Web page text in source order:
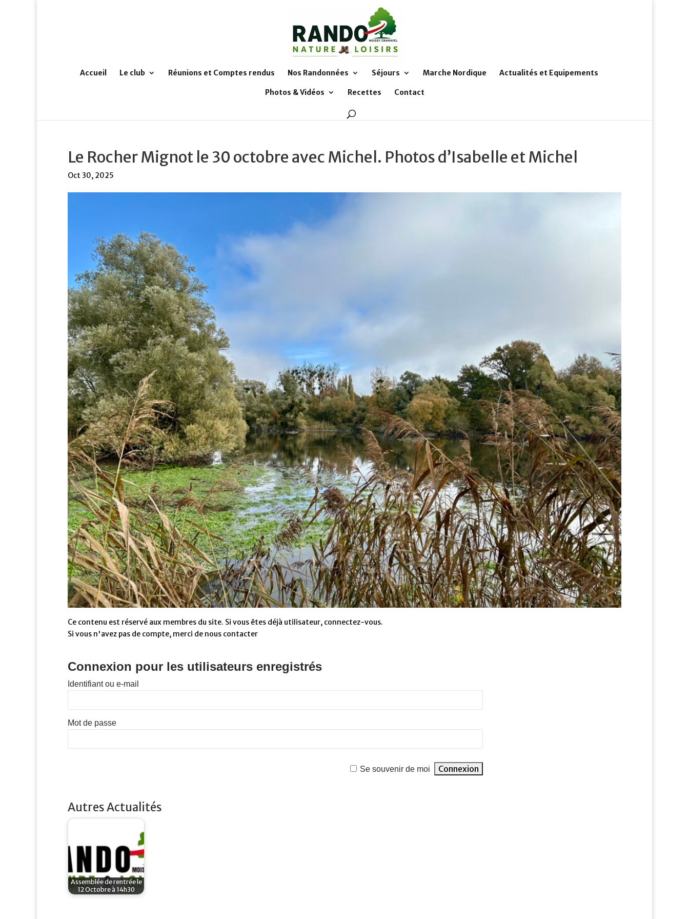
Accueil Le club Réunions et Comptes rendus Nos Randonnées Séjours Marche Nordique Actualités et Equipements
Photos & Vidéos Recettes Contact
Le Rocher Mignot le 30 octobre avec Michel. Photos d’Isabelle et Michel
Oct 30, 2025
Ce contenu est réservé aux membres du site. Si vous êtes déjà utilisateur, connectez-vous.
Si vous n'avez pas de compte, merci de nous contacter
Connexion pour les utilisateurs enregistrés
Identifiant ou e-mail
Mot de passe
Se souvenir de moi
Autres Actualités
Assemblée de rentrée le
12 Octobre à 14h30